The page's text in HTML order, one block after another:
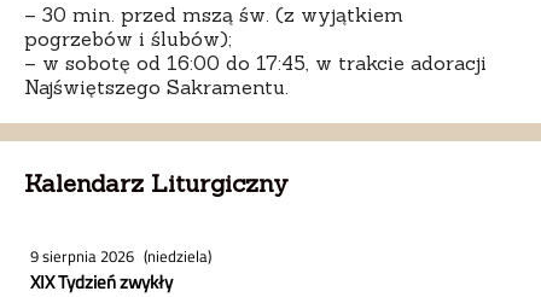
– 30 min. przed mszą św. (z wyjątkiem
pogrzebów i ślubów);
– w sobotę od 16:00 do 17:45, w trakcie adoracji
Najświętszego Sakramentu.
Kalendarz Liturgiczny